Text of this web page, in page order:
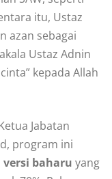
itu, Ustaz
azan sebagai
Ustaz Adnin
kepada Allah
Jabatan
program ini
baharu yang